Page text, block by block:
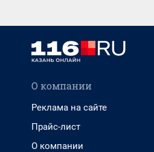
О компании
Реклама на сайте
Прайс-лист
О компании